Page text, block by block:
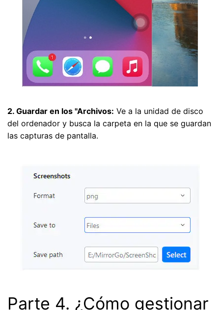
2. Guardar en los "Archivos: Ve a la unidad de disco
del ordenador y busca la carpeta en la que se guardan
las capturas de pantalla.
Parte 4. ¿Cómo gestionar